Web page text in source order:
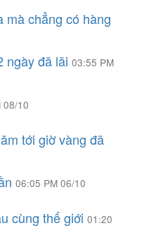
mà chẳng có hàng
ngày đã lãi 03:55 PM
08/10
tới giờ vàng đã
06:05 PM 06/10
cùng thế giới 01:20